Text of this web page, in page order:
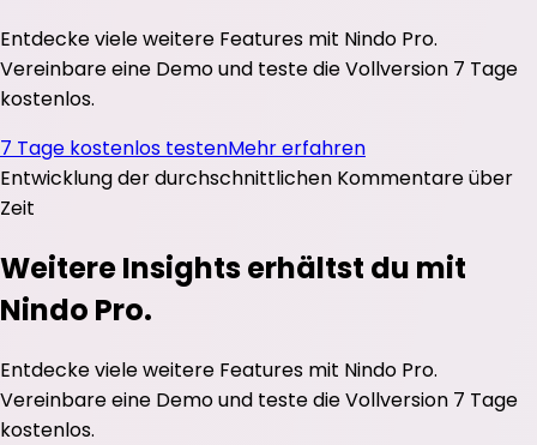
Entdecke viele weitere Features mit Nindo Pro.
Vereinbare eine Demo und teste die Vollversion 7 Tage
kostenlos.
7 Tage kostenlos testenMehr erfahren
Entwicklung der durchschnittlichen Kommentareüber
Zeit
Weitere Insights erhältst du mit
Nindo Pro.
Entdecke viele weitere Features mit Nindo Pro.
Vereinbare eine Demo und teste die Vollversion 7 Tage
kostenlos.